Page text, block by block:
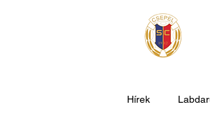
Hírek